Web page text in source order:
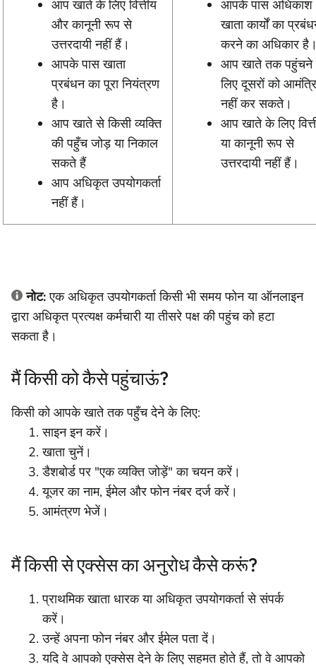
आप खाते के लिए वित्तीय
और कानूनी रूप से
उत्तरदायी नहीं हैं।
आपके पास खाता
प्रबंधन का पूरा नियंत्रण
है।
आप खाते से किसी व्यक्ति
की पहुँच जोड़ या निकाल
सकते हैं
आप अधिकृत उपयोगकर्ता
नहीं हैं।
आपके पास अधिकांश
खाता कार्यों का
करने का अधिकार
आप खाते तक
लिए दूसरों को
नहीं कर सकते।
आप खाते के लिए
या कानूनी रूप से
उत्तरदायी नहीं हैं।
नोट:एक अधिकृत उपयोगकर्ता किसी भी समय फोन या ऑनलाइन
द्वारा अधिकृत प्रत्यक्ष कर्मचारी या तीसरे पक्ष की पहुंच को हटा
सकता है।
मैं किसी को कैसे पहुंचाऊं?
किसी को आपके खाते तक पहुँच देने के लिए:
साइन इन करें।
खाता चुनें।
डैशबोर्ड पर "एक व्यक्ति जोड़ें" का चयन करें।
यूजर का नाम, ईमेल और फोन नंबर दर्ज करें।
आमंत्रण भेजें।
मैं किसी से एक्सेस का अनुरोध कैसे करूं?
प्राथमिक खाता धारक या अधिकृत उपयोगकर्ता से संपर्क
करें।
उन्हें अपना फोन नंबर और ईमेल पता दें।
यदि वे आपको एक्सेस देने के लिए सहमत होते हैं, तो वे आपको